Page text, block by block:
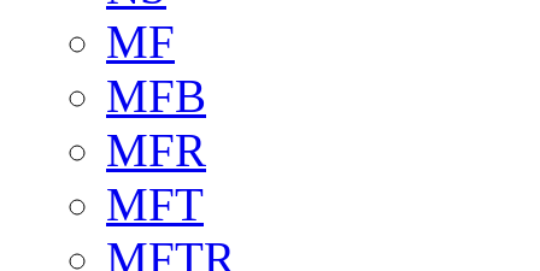
MF
MFB
MFR
MFT
MFTR